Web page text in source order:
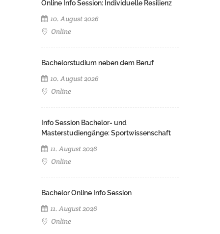
Online Info Session: Individuelle Resilienz
10. August 2026
Online
Bachelorstudium neben dem Beruf
10. August 2026
Online
Info Session Bachelor- und
Masterstudiengänge: Sportwissenschaft
11. August 2026
Online
Bachelor Online Info Session
11. August 2026
Online